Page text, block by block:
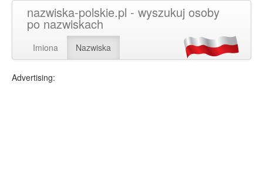
nazwiska-polskie.pl - wyszukuj osoby
po nazwiskach
Imiona Nazwiska
Advertising: